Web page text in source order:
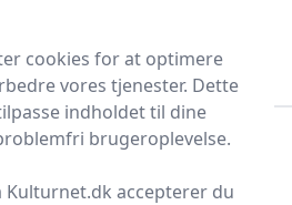
Indretning
cookies for at optimere
vores tjenester. Dette
indholdet til dine
brugeroplevelse.
accepterer du